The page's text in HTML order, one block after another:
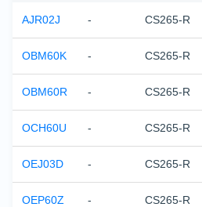
AJR02J - CS265-R
OBM60K - CS265-R
OBM60R - CS265-R
OCH60U - CS265-R
OEJ03D - CS265-R
OEP60Z - CS265-R